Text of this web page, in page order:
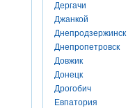
Дергачи
Джанкой
Днепродзержинск
Днепропетровск
Довжик
Донецк
Дрогобич
Евпатория